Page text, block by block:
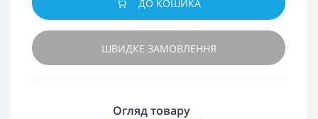
ДО КОШИКА
ШВИДКЕ ЗАМОВЛЕННЯ
Огляд товару